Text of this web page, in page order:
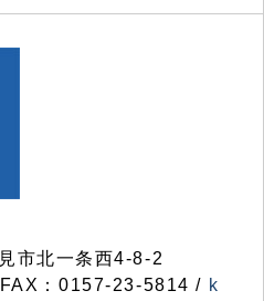
市北一条西4-8-2
：0157-23-5814 / k